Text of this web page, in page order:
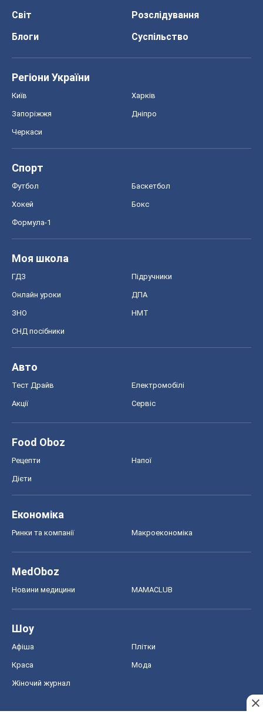
Світ
Розслідування
Блоги
Суспільство
Регіони України
Київ Харків
Запоріжжя Дніпро
Черкаси
Спорт
Футбол Баскетбол
Хокей Бокс
Формула-1
Моя школа
ГДЗ Підручники
Онлайн уроки ДПА
ЗНО НМТ
СНД посібники
Авто
Тест Драйв Електромобілі
Акції Сервіс
Food Oboz
Рецепти Напої
Дієти
Економіка
Ринки та компанії Макроекономіка
MedOboz
Новини медицини MAMACLUB
Шоу
Афіша Плітки
Краса Мода
Жіночий журнал